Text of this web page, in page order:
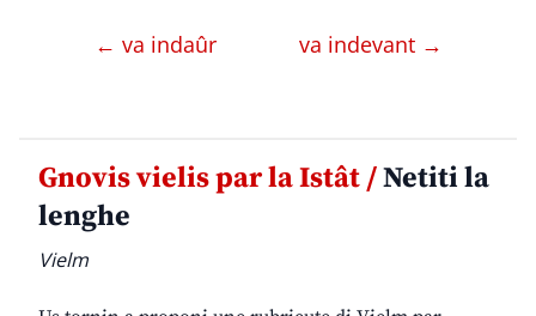
← va indaûr va indevant →
Gnovis vielis par la Istât /Netiti la
lenghe
Vielm